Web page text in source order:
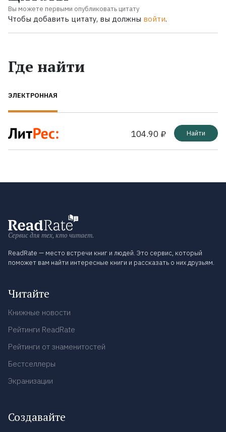
Вы можете первыми опубликовать цитату
Чтобы добавить цитату, вы должны войти.
Где найти
ЭЛЕКТРОННАЯ
104.90 ₽ Найти
Сервис для тех, кто читает.
ReadRate — место встречи книг и людей. Это сервис, который
поможет вам найти интересные книги и рассказать о них друзьям.
Читайте
Книжные новости
Рейтинги ReadRate
Рейтинги от знаменитостей
Бестселлеры
Экранизации
Создавайте